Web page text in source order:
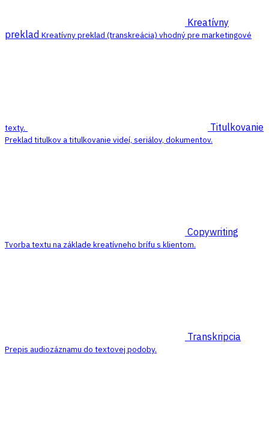
Kreatívny
preklad Kreatívny preklad (transkreácia) vhodný pre marketingové
texty. Titulkovanie
Preklad titulkov a titulkovanie videí, seriálov, dokumentov.
Copywriting
Tvorba textu na základe kreatívneho brífu s klientom.
Transkripcia
Prepis audiozáznamu do textovej podoby.